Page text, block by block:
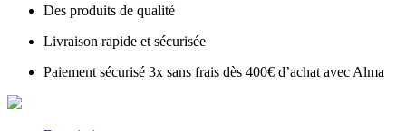
Des produits de qualité
Livraison rapide et sécurisée
Paiement sécurisé 3x sans frais dès 400€ d’achat avec Alma